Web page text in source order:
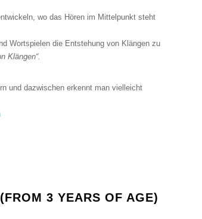
wo das Hören im Mittelpunkt steht
Wortspielen die Entstehung von Klängen zu
Klängen“.
und dazwischen erkennt man vielleicht
3 YEARS OF AGE)